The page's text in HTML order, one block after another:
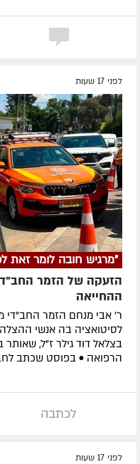
לפני 17 שעות
"מרגיש חובה לומר זאת
הזעקה של הזמר
ההחייאה
ר' אבי מנחם הזמר החב"די
בצלאל דוד גילר ז"ל,
הרפואה • בפוסט שכתב
לכתבה
לפני 17 שעות